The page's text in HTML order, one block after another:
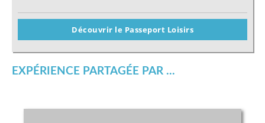
Découvrir le Passeport Loisirs
EXPÉRIENCE PARTAGÉE PAR ...